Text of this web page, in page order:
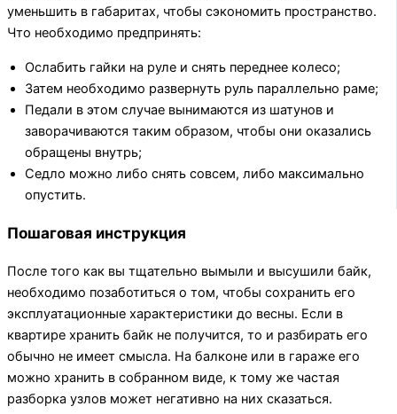
уменьшить в габаритах, чтобы сэкономить пространство.
Что необходимо предпринять:
Ослабить гайки на руле и снять переднее колесо;
Затем необходимо развернуть руль параллельно раме;
Педали в этом случае вынимаются из шатунов и
заворачиваются таким образом, чтобы они оказались
обращены внутрь;
Седло можно либо снять совсем, либо максимально
опустить.
Пошаговая инструкция
После того как вы тщательно вымыли и высушили байк,
необходимо позаботиться о том, чтобы сохранить его
эксплуатационные характеристики до весны. Если в
квартире хранить байк не получится, то и разбирать его
обычно не имеет смысла. На балконе или в гараже его
можно хранить в собранном виде, к тому же частая
разборка узлов может негативно на них сказаться.